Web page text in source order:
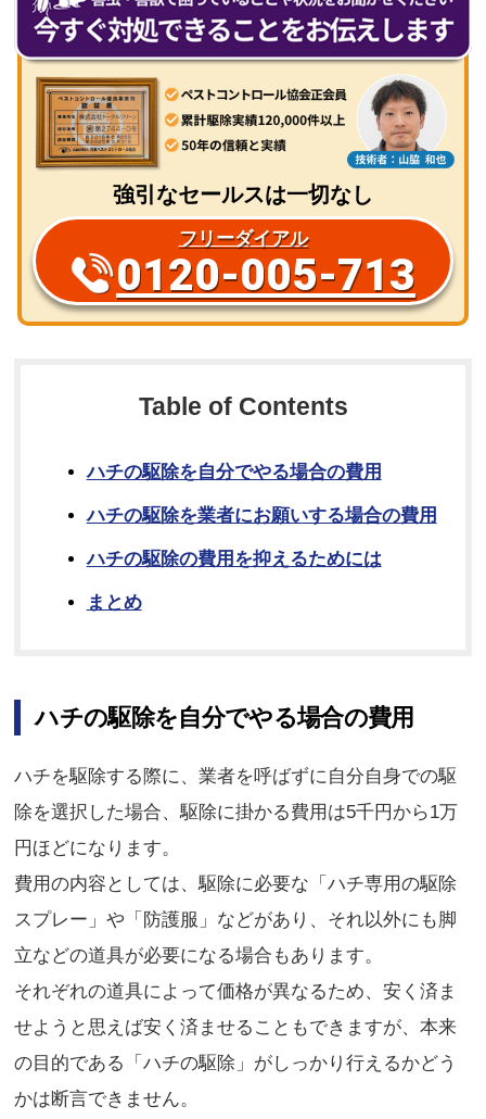
強引なセールスは一切なし
フリーダイアル
0120-005-713
Table of Contents
ハチの駆除を自分でやる場合の費用
ハチの駆除を業者にお願いする場合の費用
ハチの駆除の費用を抑えるためには
まとめ
ハチの駆除を自分でやる場合の費用
ハチを駆除する際に、業者を呼ばずに自分自身での駆
除を選択した場合、駆除に掛かる費用は5千円から1万
円ほどになります。
費用の内容としては、駆除に必要な「ハチ専用の駆除
スプレー」や「防護服」などがあり、それ以外にも脚
立などの道具が必要になる場合もあります。
それぞれの道具によって価格が異なるため、安く済ま
せようと思えば安く済ませることもできますが、本来
の目的である「ハチの駆除」がしっかり行えるかどう
かは断言できません。